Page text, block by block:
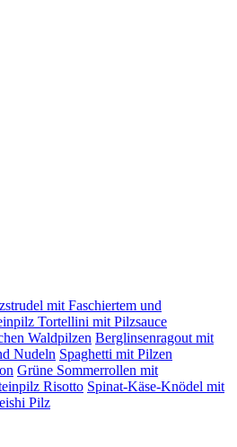
mit Faschiertem und
Tortellini mit Pilzsauce
Waldpilzen Berglinsenragout mit
Nudeln Spaghetti mit Pilzen
Grüne Sommerrollen mit
Risotto Spinat-Käse-Knödel mit
Pilz